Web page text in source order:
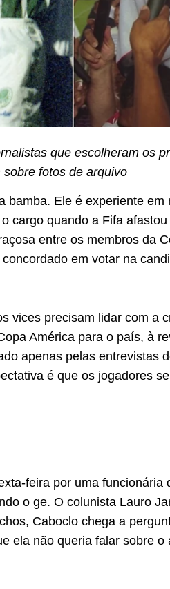
que escolheram os
fotos de arquivo
bamba. Ele é experiente
cargo quando a Fifa
entre os membros da
em votar na
vices precisam lidar com a
América para o país, à
apenas pelas entrevistas
é que os jogadores
feira por uma
o ge. O colunista Lauro
Caboclo chega a
ela não queria falar sobre o